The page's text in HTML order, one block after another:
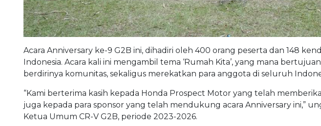
Acara Anniversary ke-9 G2B ini, dihadiri oleh 400 orang peserta dan 148
Indonesia. Acara kali ini mengambil tema ‘Rumah Kita’, yang mana
berdirinya komunitas, sekaligus merekatkan para anggota di seluruh
“Kami berterima kasih kepada Honda Prospect Motor yang telah
juga kepada para sponsor yang telah mendukung acara Anniversary ini,”
Ketua Umum CR-V G2B, periode 2023-2026.